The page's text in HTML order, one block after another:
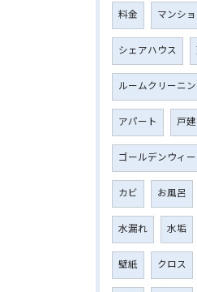
料金 マンシ
シェアハウス
ルームクリーニ
アパート 戸
ゴールデンウィ
カビ お風呂
水漏れ 水垢
壁紙 クロス